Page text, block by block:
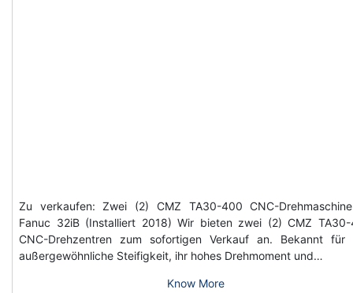
Zu verkaufen: Zwei (2) CMZ TA30-400 CNC-
Fanuc 32iB (Installiert 2018) Wir bieten zwei (2) CMZ
CNC-Drehzentren zum sofortigen Verkauf an. Bekannt für
außergewöhnliche Steifigkeit, ihr hohes Drehmoment und…
Know More